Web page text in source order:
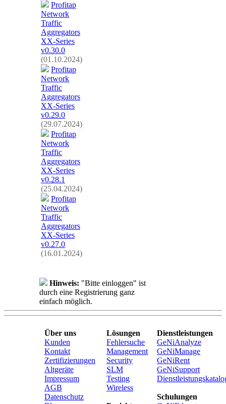
Profitap
Network
Traffic
Aggregators
XX-Series
v0.30.0
(01.10.2024)
Profitap
Network
Traffic
Aggregators
XX-Series
v0.29.0
(29.07.2024)
Profitap
Network
Traffic
Aggregators
XX-Series
v0.28.1
(25.04.2024)
Profitap
Network
Traffic
Aggregators
XX-Series
v0.27.0
(16.01.2024)
Hinweis: "Bitte einloggen" ist
durch eine Registrierung ganz
einfach möglich.
Über uns
Kunden
Kontakt
Zertifizierungen
Altgeräte
Impressum
AGB
Datenschutz
Lösungen
Fehlersuche
Management
Security
SLM
Testing
Wireless
Dienstleistungen
GeNiAnalyze
GeNiManage
GeNiRent
GeNiSupport
Schulungen